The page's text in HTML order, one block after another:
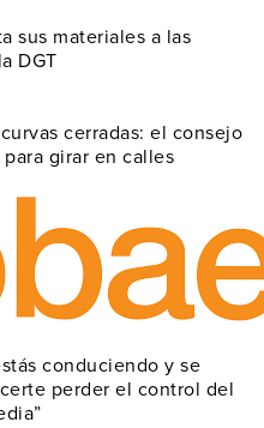
sus materiales a las
DGT
cerradas: el consejo
girar en calles
conduciendo y se
perder el control del